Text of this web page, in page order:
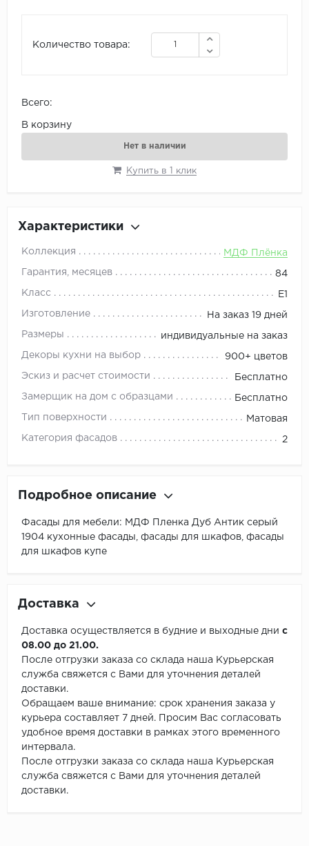
Количество товара:
Всего:
В корзину
Нет в наличии
Купить в 1 клик
Характеристики
Коллекция МДФ Плёнка
Гарантия, месяцев 84
Класс E1
Изготовление На заказ 19 дней
Размеры индивидуальные на заказ
Декоры кухни на выбор 900+ цветов
Эскиз и расчет стоимости Бесплатно
Замерщик на дом с образцами Бесплатно
Тип поверхности Матовая
Категория фасадов 2
Подробное описание
Фасады для мебели: МДФ Пленка Дуб Антик серый
1904 кухонные фасады, фасады для шкафов, фасады
для шкафов купе
Доставка
Доставка осуществляется в будние и выходные дни с
08.00 до 21.00.
После отгрузки заказа со склада наша Курьерская
служба свяжется с Вами для уточнения деталей
доставки.
Обращаем ваше внимание: срок хранения заказа у
курьера составляет 7 дней. Просим Вас согласовать
удобное время доставки в рамках этого временного
интервала.
После отгрузки заказа со склада наша Курьерская
служба свяжется с Вами для уточнения деталей
доставки.